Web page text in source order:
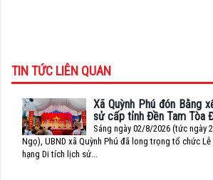
TIN TỨC LIÊN QUAN
Xã Quỳnh Phú đón Bằng
sử cấp tỉnh Đền Tam Tòa
Sáng ngày 02/8/2026 (tức ngày
Ngọ), UBND xã Quỳnh Phú đã long trọng tổ chức Lễ
hạng Di tích lịch sử...